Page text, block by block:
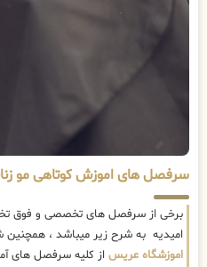
سرفصل های اموزش کوتاهی مو
برخی از سرفصل های تخصصی و فوق
امیدیه به شرح زیر میباشد ، همچنین
اموزشگاه عریس از کلیه سرفصل های